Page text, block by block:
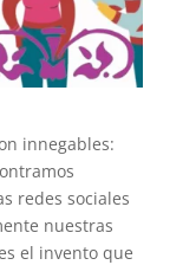
innegables:
redes sociales
nuestras
el invento que